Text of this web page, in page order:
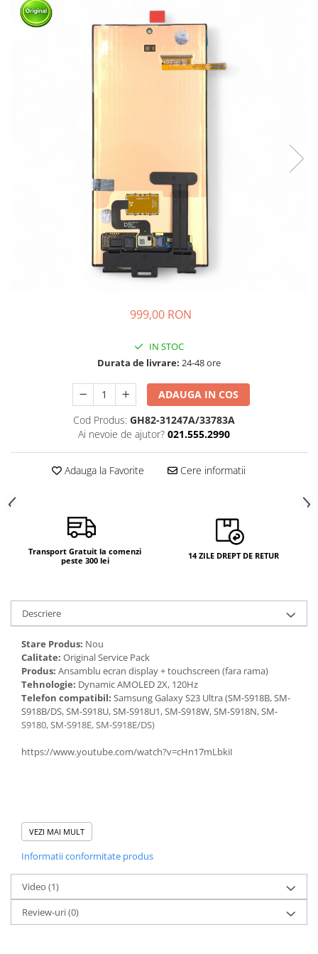
999,00 RON
IN STOC
Durata de livrare: 24-48 ore
ADAUGA IN COS
Cod Produs: GH82-31247A/33783A
Ai nevoie de ajutor? 021.555.2990
Adauga la Favorite Cere informatii
Transport Gratuit la comenzi
peste 300 lei
14 ZILE DREPT DE RETUR
Descriere
Stare Produs: Nou
Calitate: Original Service Pack
Produs: Ansamblu ecran display + touchscreen (fara rama)
Tehnologie: Dynamic AMOLED 2X, 120Hz
Telefon compatibil: Samsung Galaxy S23 Ultra (SM-S918B, SM-
S918B/DS, SM-S918U, SM-S918U1, SM-S918W, SM-S918N, SM-
S9180, SM-S918E, SM-S918E/DS)
https://www.youtube.com/watch?v=cHn17mLbkiI
ATENTIE – CONDITII DE MONTAJ
Deconectati bateria inainte de conectarea sau
deconectarea oricarei componente.
Testati produsul inainte de montajul final, fara a indeparta foliile
VEZI MAI MULT
Informatii conformitate produs
Video (1)
Review-uri(0)